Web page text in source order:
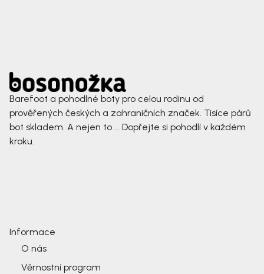
Barefoot a pohodlné boty pro celou rodinu od
prověřených českých a zahraničních značek. Tisíce párů
bot skladem. A nejen to ... Dopřejte si pohodlí v každém
kroku.
Informace
O nás
Věrnostní program